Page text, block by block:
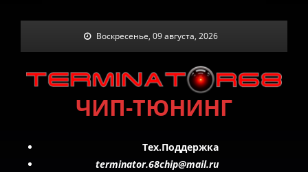
Воскресенье, 09 августа, 2026
ЧИП-ТЮНИНГ
Тех.Поддержка
terminator.68chip@mail.ru